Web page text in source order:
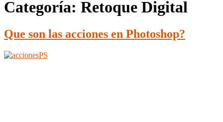
Categoría: Retoque Digital
Que son las acciones en Photoshop?